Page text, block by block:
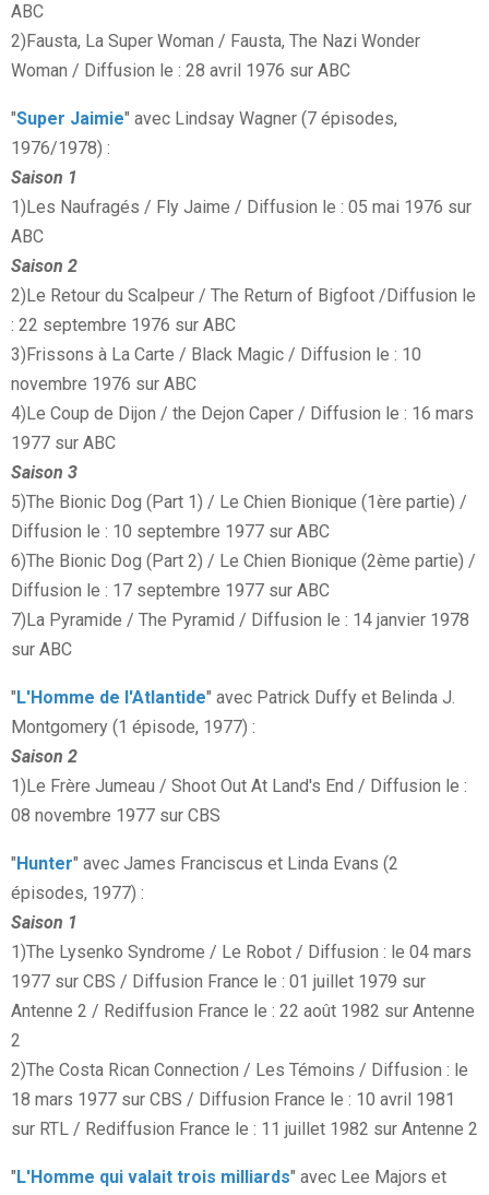
ABC
2)Fausta, La Super Woman / Fausta, The Nazi Wonder
Woman / Diffusion le : 28 avril 1976 sur ABC
"Super Jaimie" avec Lindsay Wagner (7 épisodes,
1976/1978) :
Saison 1
1)Les Naufragés / Fly Jaime / Diffusion le : 05 mai 1976 sur
ABC
Saison 2
2)Le Retour du Scalpeur / The Return of Bigfoot /Diffusion le
: 22 septembre 1976 sur ABC
3)Frissons à La Carte / Black Magic / Diffusion le : 10
novembre 1976 sur ABC
4)Le Coup de Dijon / the Dejon Caper / Diffusion le : 16 mars
1977 sur ABC
Saison 3
5)The Bionic Dog (Part 1) / Le Chien Bionique (1ère partie) /
Diffusion le : 10 septembre 1977 sur ABC
6)The Bionic Dog (Part 2) / Le Chien Bionique (2ème partie) /
Diffusion le : 17 septembre 1977 sur ABC
7)La Pyramide / The Pyramid / Diffusion le : 14 janvier 1978
sur ABC
"L'Homme de l'Atlantide" avec Patrick Duffy et Belinda J.
Montgomery (1 épisode, 1977) :
Saison 2
1)Le Frère Jumeau / Shoot Out At Land's End / Diffusion le :
08 novembre 1977 sur CBS
"Hunter" avec James Franciscus et Linda Evans (2
épisodes, 1977) :
Saison 1
1)The Lysenko Syndrome / Le Robot / Diffusion : le 04 mars
1977 sur CBS / Diffusion France le : 01 juillet 1979 sur
Antenne 2 / Rediffusion France le : 22 août 1982 sur Antenne
2
2)The Costa Rican Connection / Les Témoins / Diffusion : le
18 mars 1977 sur CBS / Diffusion France le : 10 avril 1981
sur RTL / Rediffusion France le : 11 juillet 1982 sur Antenne 2
"L'Homme qui valait trois milliards" avec Lee Majors et